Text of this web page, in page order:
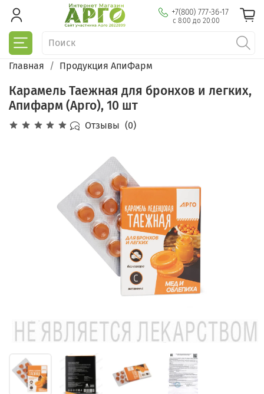
+7(800) 777-36-17
с 8:00 до 20:00
Главная Продукция АпиФарм
Карамель Таежная для бронхов и легких,
Апифарм (Арго), 10 шт
Отзывы (0)